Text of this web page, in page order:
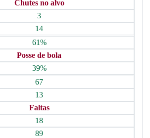
Chutes no alvo
3
14
61%
Posse de bola
39%
67
13
Faltas
18
89